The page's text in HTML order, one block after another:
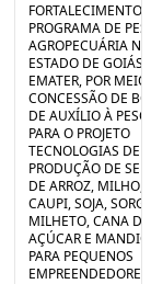
FORTALECIMENTO
PROGRAMA DE
AGROPECUÁRIA NO
ESTADO DE GOIÁS
EMATER, POR
CONCESSÃO DE
DE AUXÍLIO À
PARA O PROJETO
TECNOLOGIAS DE
PRODUÇÃO DE
DE ARROZ, MILHO,
CAUPI, SOJA,
MILHETO, CANA DE
AÇÚCAR E
PARA PEQUENOS